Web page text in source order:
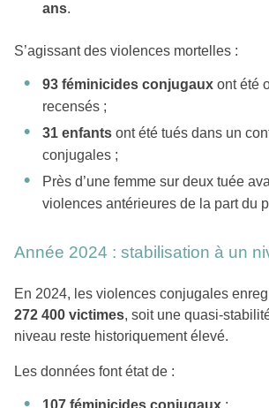
ans.
S’agissant des violences mortelles :
93 féminicides conjugaux ont été
recensés ;
31 enfants ont été tués dans un
conjugales ;
Près d’une femme sur deux tuée
violences antérieures de la part du
Année 2024 : stabilisation à un
En 2024, les violences conjugales
272 400 victimes, soit une quasi-
niveau reste historiquement élevé.
Les données font état de :